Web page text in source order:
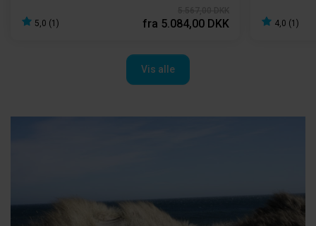
5,0 (1) fra 5.084,00 DKK 4,0 (1)
Vis alle